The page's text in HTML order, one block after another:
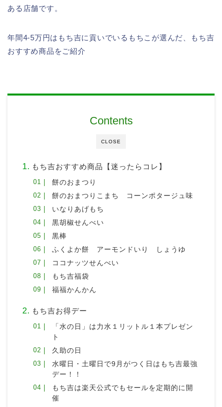
ある店舗です。
年間4-5万円はもち吉に貢いでいるもちこが選んだ、もち吉
おすすめ商品をご紹介
CLOSE
Contents
もち吉おすすめ商品【迷ったらコレ】
餅のおまつり
餅のおまつりこまち コーンポタージュ味
いなりあげもち
黒胡椒せんべい
黒棒
ふくよか餅 アーモンドいり しょうゆ
ココナッツせんべい
もち吉福袋
福福かんかん
もち吉お得デー
「水の日」は力水１リットル１本プレゼン
ト
久助の日
水曜日・土曜日で9月がつく日はもち吉最強
デー！！
もち吉は楽天公式でもセールを定期的に開
催